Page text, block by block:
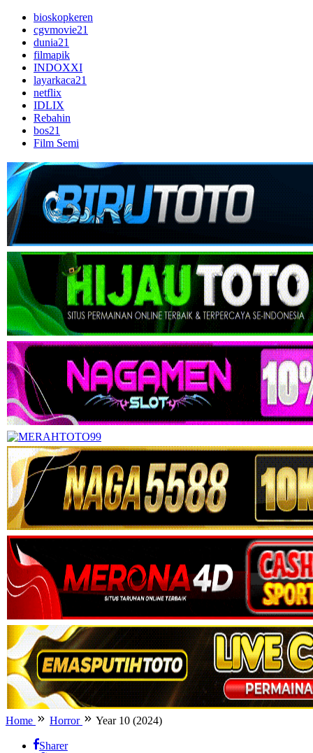
bioskopkeren
cgvmovie21
dunia21
filmapik
INDOXXI
layarkaca21
netflix
IDLIX
Rebahin
bos21
Film Semi
Home Horror Year 10 (2024)
Sharer